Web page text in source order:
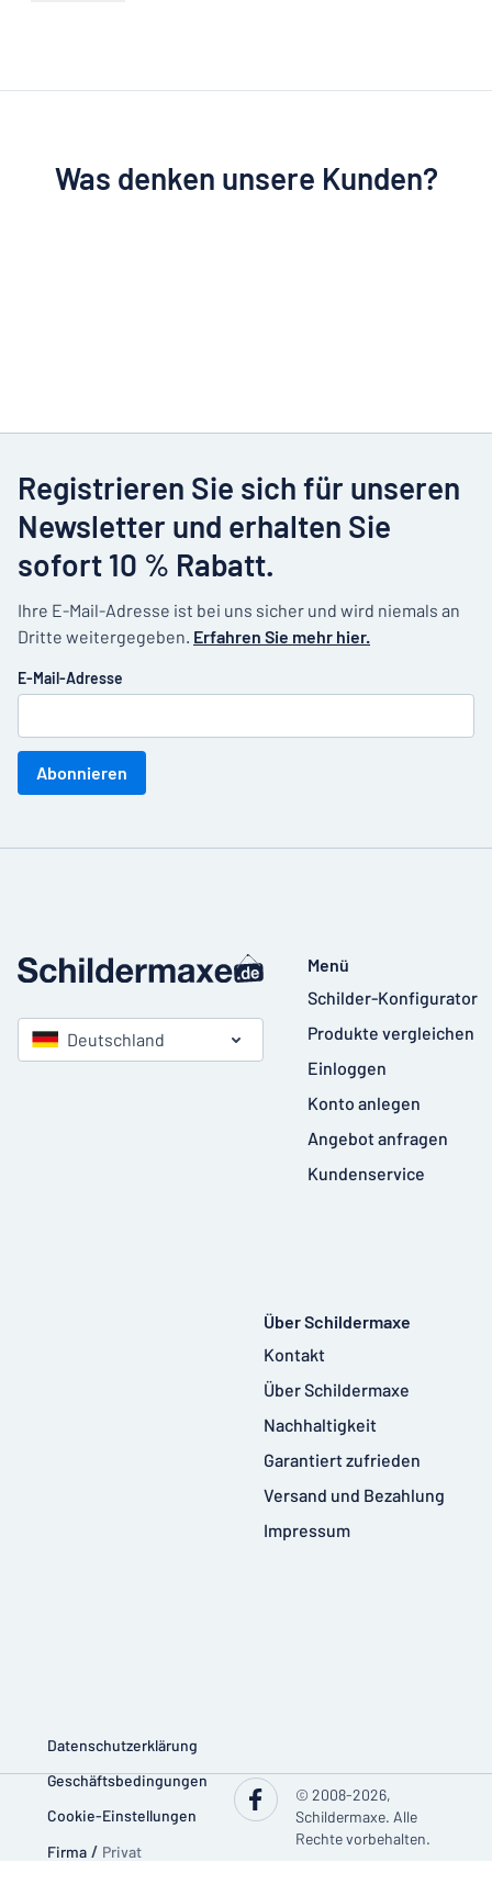
Was denken unsere Kunden?
Registrieren Sie sich für unseren
Newsletter und erhalten Sie
sofort 10 % Rabatt.
Ihre E-Mail-Adresse ist bei uns sicher und wird niemals an
Dritte weitergegeben. Erfahren Sie mehr hier.
E-Mail-Adresse
Abonnieren
Deutschland
Menü
Schilder-Konfigurator
Produkte vergleichen
Einloggen
Konto anlegen
Angebot anfragen
Kundenservice
Über Schildermaxe
Kontakt
Über Schildermaxe
Nachhaltigkeit
Garantiert zufrieden
Versand und Bezahlung
Impressum
Datenschutzerklärung
Geschäftsbedingungen
Cookie-Einstellungen
Firma / Privat
© 2008-2026,
Schildermaxe. Alle
Rechte vorbehalten.